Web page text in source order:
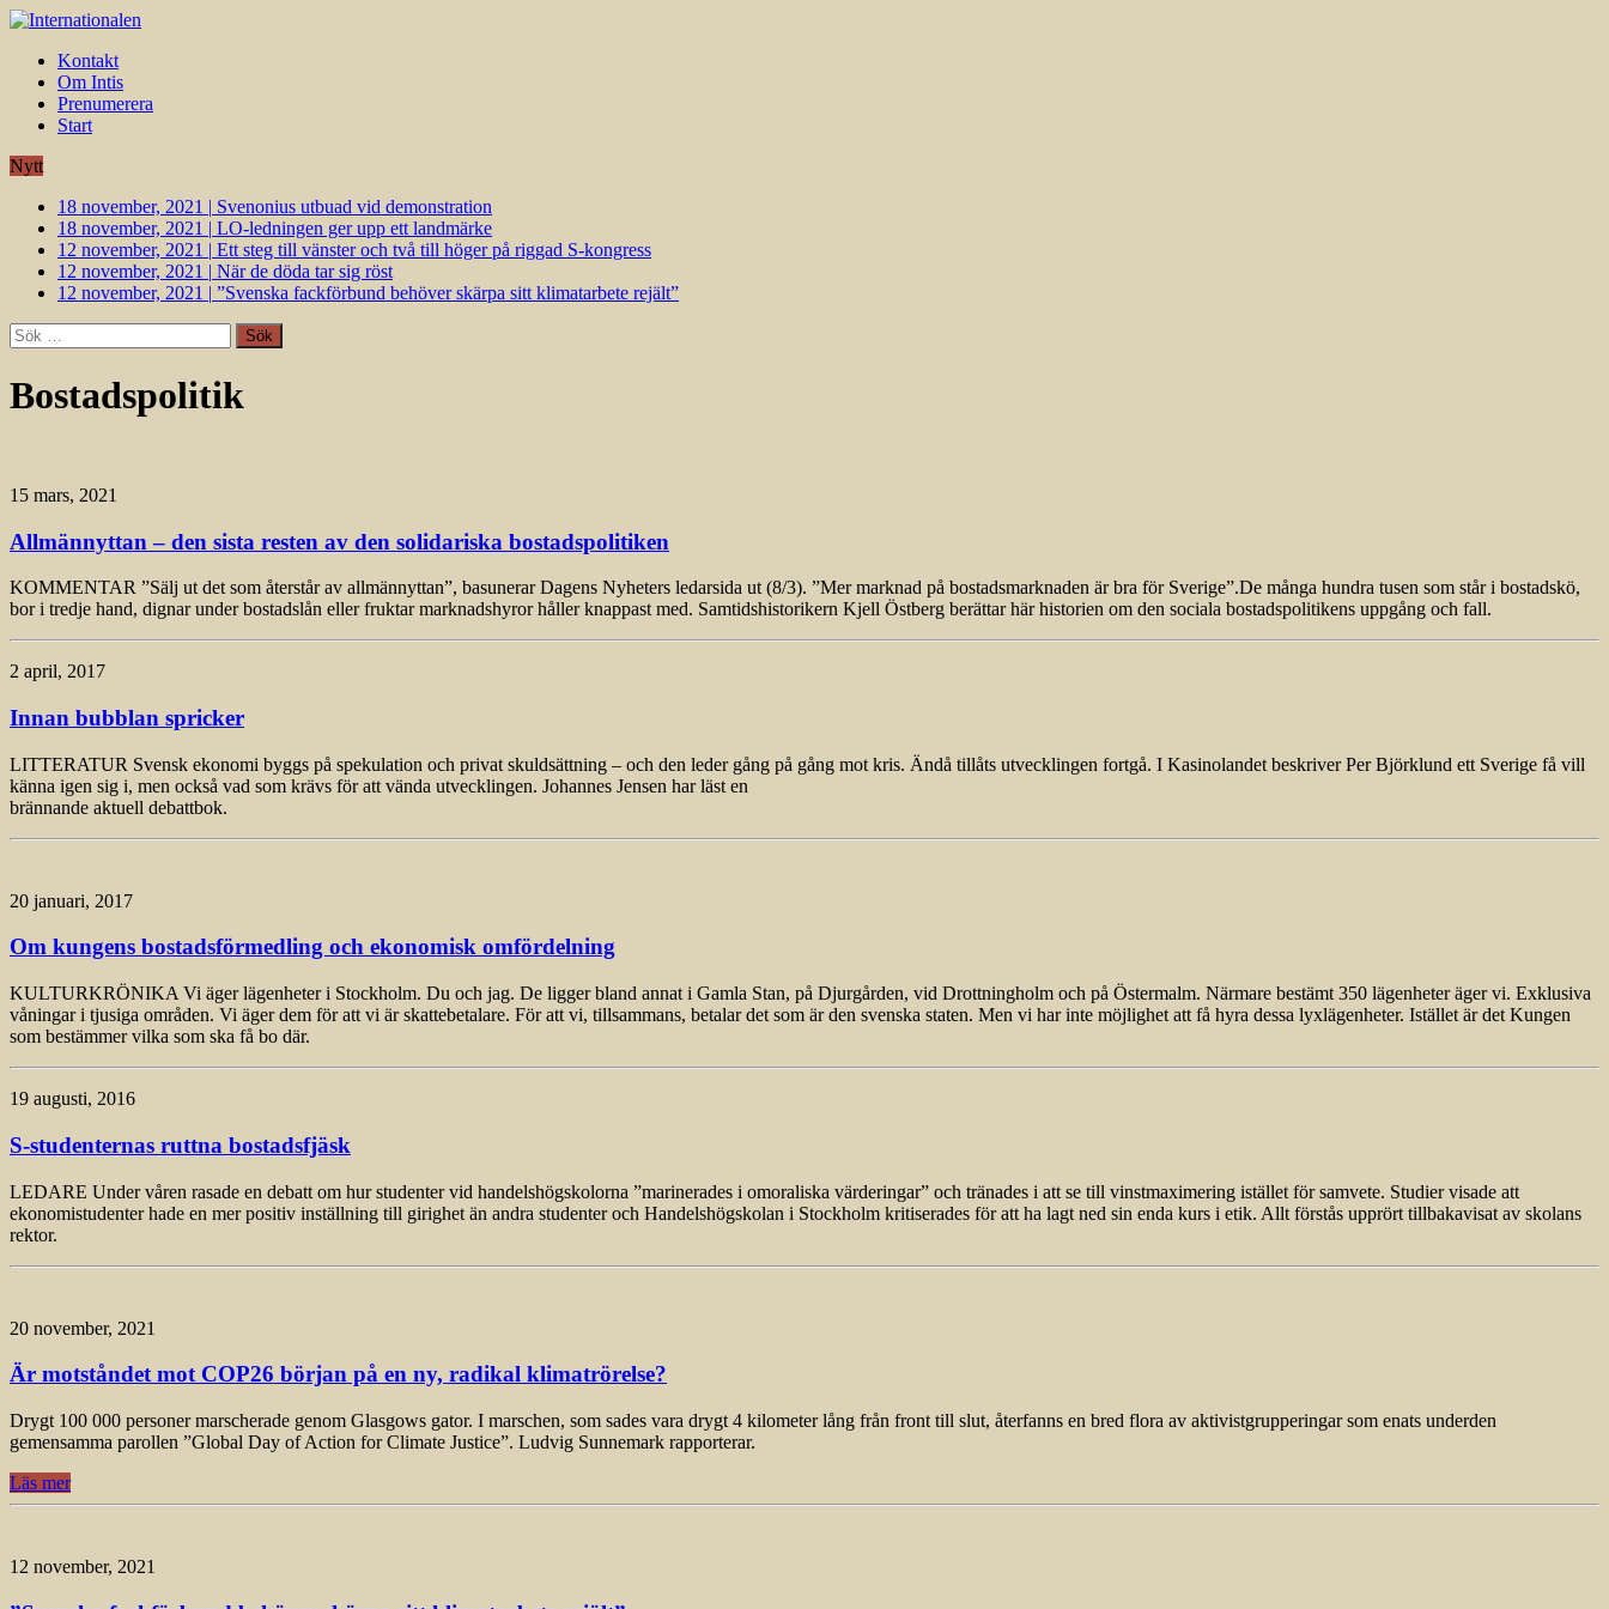
Kontakt
Om Intis
Prenumerera
Start
Nytt
18 november, 2021 | Svenonius utbuad vid demonstration
18 november, 2021 | LO-ledningen ger upp ett landmärke
12 november, 2021 | Ett steg till vänster och två till höger på riggad S-kongress
12 november, 2021 | När de döda tar sig röst
12 november, 2021 | ”Svenska fackförbund behöver skärpa sitt klimatarbete rejält”
Sök
efter:
Bostadspolitik
15 mars, 2021
Allmännyttan – den sista resten av den solidariska bostadspolitiken
KOMMENTAR ”Sälj ut det som återstår av allmännyttan”, basunerar Dagens Nyheters ledarsida ut (8/3). ”Mer marknad på bostadsmarknaden är bra för Sverige”.De många hundra tusen som står i bostadskö,
bor i tredje hand, dignar under bostadslån eller fruktar marknadshyror håller knappast med. Samtidshistorikern Kjell Östberg berättar här historien om den sociala bostadspolitikens uppgång och fall.
2 april, 2017
Innan bubblan spricker
LITTERATUR Svensk ekonomi byggs på spekulation och privat skuldsättning – och den leder gång på gång mot kris. Ändå tillåts utvecklingen fortgå. I Kasinolandet beskriver Per Björklund ett Sverige få vill
känna igen sig i, men också vad som krävs för att vända utvecklingen. Johannes Jensen har läst en
brännande aktuell debattbok.
20 januari, 2017
Om kungens bostadsförmedling och ekonomisk omfördelning
KULTURKRÖNIKA Vi äger lägenheter i Stockholm. Du och jag. De ligger bland annat i Gamla Stan, på Djurgården, vid Drottningholm och på Östermalm. Närmare bestämt 350 lägenheter äger vi. Exklusiva
våningar i tjusiga områden. Vi äger dem för att vi är skattebetalare. För att vi, tillsammans, betalar det som är den svenska staten. Men vi har inte möjlighet att få hyra dessa lyxlägenheter. Istället är det Kungen
som bestämmer vilka som ska få bo där.
19 augusti, 2016
S-studenternas ruttna bostadsfjäsk
LEDARE Under våren rasade en debatt om hur studenter vid handelshögskolorna ”marinerades i omoraliska värderingar” och tränades i att se till vinstmaximering istället för samvete. Studier visade att
ekonomistudenter hade en mer positiv inställning till girighet än andra studenter och Handelshögskolan i Stockholm kritiserades för att ha lagt ned sin enda kurs i etik. Allt förstås upprört tillbakavisat av skolans
rektor.
20 november, 2021
Är motståndet mot COP26 början på en ny, radikal klimatrörelse?
Drygt 100 000 personer marscherade genom Glasgows gator. I marschen, som sades vara drygt 4 kilometer lång från front till slut, återfanns en bred flora av aktivistgrupperingar som enats underden
gemensamma parollen ”Global Day of Action for Climate Justice”. Ludvig Sunnemark rapporterar.
Läs mer
12 november, 2021